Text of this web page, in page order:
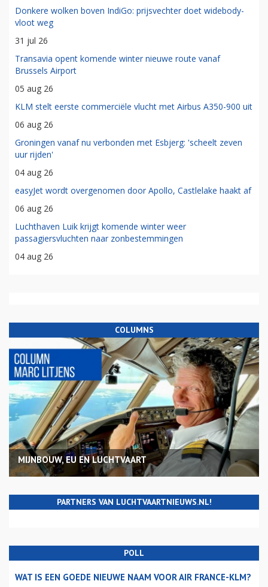
Donkere wolken boven IndiGo: prijsvechter doet widebody-
vloot weg
31 jul 26
Transavia opent komende winter nieuwe route vanaf
Brussels Airport
05 aug 26
KLM stelt eerste commerciële vlucht met Airbus A350-900 uit
06 aug 26
Groningen vanaf nu verbonden met Esbjerg: 'scheelt zeven
uur rijden'
04 aug 26
easyJet wordt overgenomen door Apollo, Castlelake haakt af
06 aug 26
Luchthaven Luik krijgt komende winter weer
passagiersvluchten naar zonbestemmingen
04 aug 26
COLUMNS
MIJNBOUW, EU EN LUCHTVAART
PARTNERS VAN LUCHTVAARTNIEUWS.NL!
POLL
WAT IS EEN GOEDE NIEUWE NAAM VOOR AIR FRANCE-KLM?